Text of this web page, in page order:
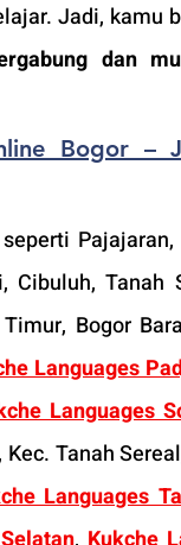
Jadi, kamu
dan
Bogor –
Cibuluh,
Bogor
Languages
Languages
Kec. Tanah
Languages